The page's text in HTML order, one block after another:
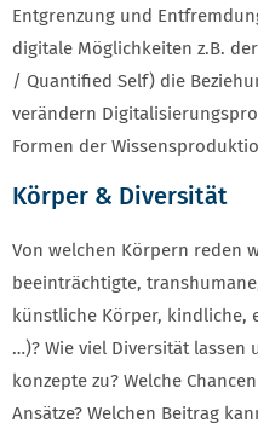
Entgrenzung und
digitale Möglichkeiten z.B.
/ Quantified Self) die
verändern
Formen der
Körper & Diversität
Von welchen Körpern reden
beeinträchtigte,
künstliche Körper, kindliche,
…)? Wie viel Diversität
konzepte zu? Welche
Ansätze? Welchen Beitrag